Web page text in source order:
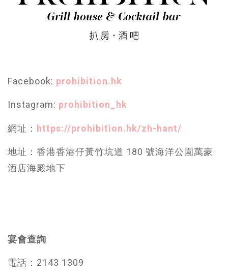
Facebook: prohibition.hk
Instagram: prohibition_hk
網址： https://prohibition.hk/zh-hant/
地址：香港香港仔黃竹坑道 180 號海洋公園萬豪
酒店海殿地下
宴會查詢
電話：2143 1309